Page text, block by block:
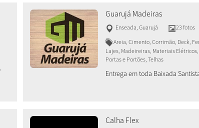
Guarujá Madeiras
Enseada,Guarujá
23 fotos
Areia, Cimento, Corrimão, Deck,
Lajes, Madeireiras, Materiais
Portas e Portões, Telhas
Entrega em toda Baixada
Calha Flex